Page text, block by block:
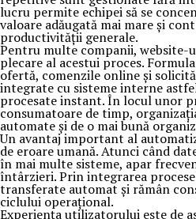
lucru permite echipei să se
valoare adăugată mai mare și
productivității generale.
Pentru multe companii,
plecare al acestui proces.
ofertă, comenzile online și
integrate cu sisteme interne
procesate instant. În locul unor
consumatoare de timp,
automate și de o mai bună
Un avantaj important al
de eroare umană. Atunci când
în mai multe sisteme, apar
întârzieri. Prin integrarea
transferate automat și rămân
ciclului operațional.
Experiența utilizatorului este de